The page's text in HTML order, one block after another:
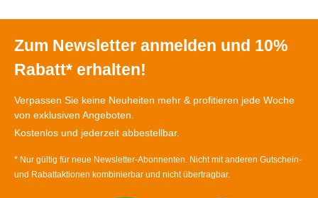
Zum Newsletter anmelden und 10%
Rabatt* erhalten!
Verpassen Sie keine Neuheiten mehr & profitieren jede Woche
von exklusiven Angeboten.
Kostenlos und jederzeit abbestellbar.
* Nur gültig für neue Newsletter-Abonnenten. Nicht mit anderen Gutschein-
und Rabattaktionen kombinierbar und nicht übertragbar.